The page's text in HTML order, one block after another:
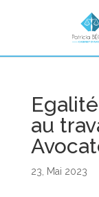
au
23, Mai 2023